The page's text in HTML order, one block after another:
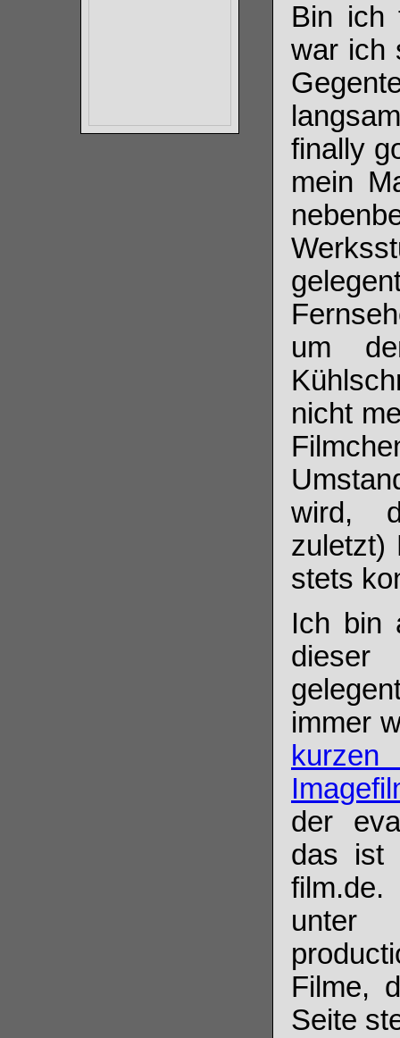
Bin ich
war ich
finally
mein
um
nicht
wird,
zuletzt)
stets
Ich bin
immer
kurzen
der
das ist
unter
Filme,
Seite